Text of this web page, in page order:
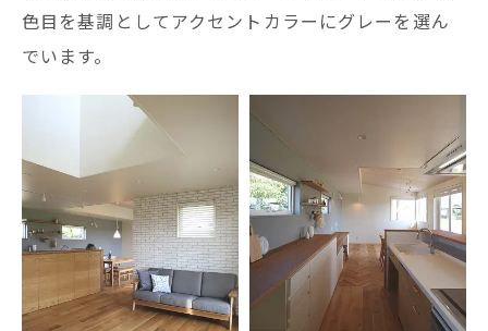
色目を基調としてアクセントカラーにグレーを選ん
でいます。